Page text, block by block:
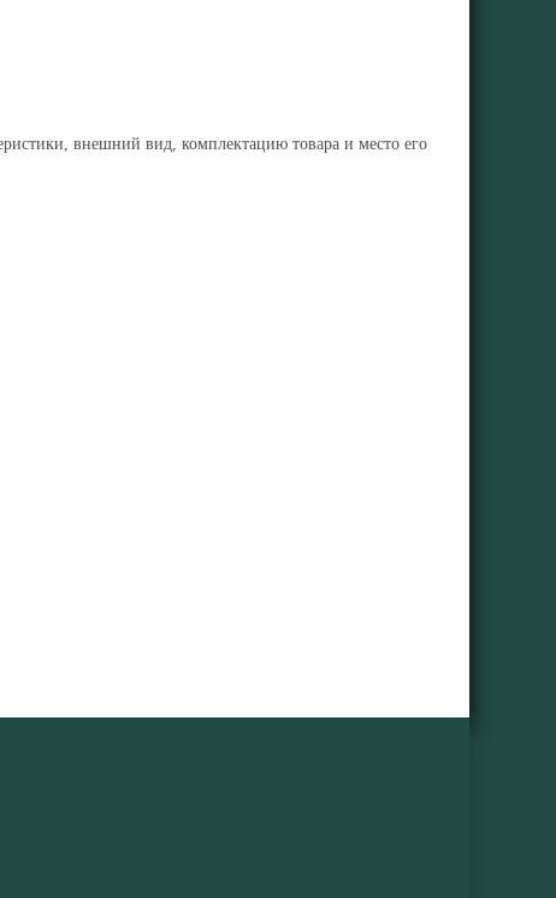
внешний вид, комплектацию товара и место его